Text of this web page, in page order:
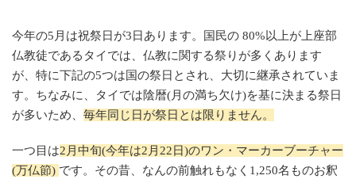
今年の5月は祝祭日が3日あります。国民の 80%以上が上座部
仏教徒であるタイでは、仏教に関する祭りが多くあります
が、特に下記の5つは国の祭日とされ、大切に継承されていま
す。ちなみに、タイでは陰暦(月の満ち欠け)を基に決まる祭日
が多いため、 毎年同じ日が祭日とは限りません。
一つ目は2月中旬(今年は2月22日)のワン・マーカーブーチャー
(万仏節) です。その昔、なんの前触れもなく1,250名ものお釈